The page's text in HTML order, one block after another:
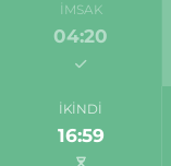
İMSAK
04:20
İKINDI
16:59